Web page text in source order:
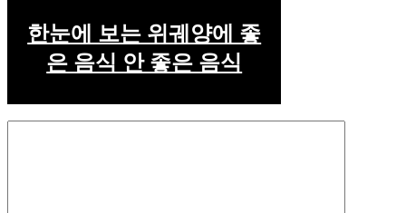
한눈에 보는 위궤양에 좋
은 음식 안 좋은 음식